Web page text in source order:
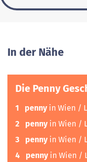
In der Nähe
Die Penny
1 pennyin Wien /
2 pennyin Wien /
3 pennyin Wien /
4 pennyin Wien /